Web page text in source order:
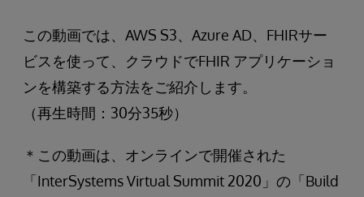
この動画では、AWS S3、Azure AD、FHIRサー
ビスを使って、クラウドでFHIR アプリケーショ
ンを構築する方法をご紹介します。
（再生時間：30分35秒）
＊この動画は、オンラインで開催された
「InterSystems Virtual Summit 2020」の「Build